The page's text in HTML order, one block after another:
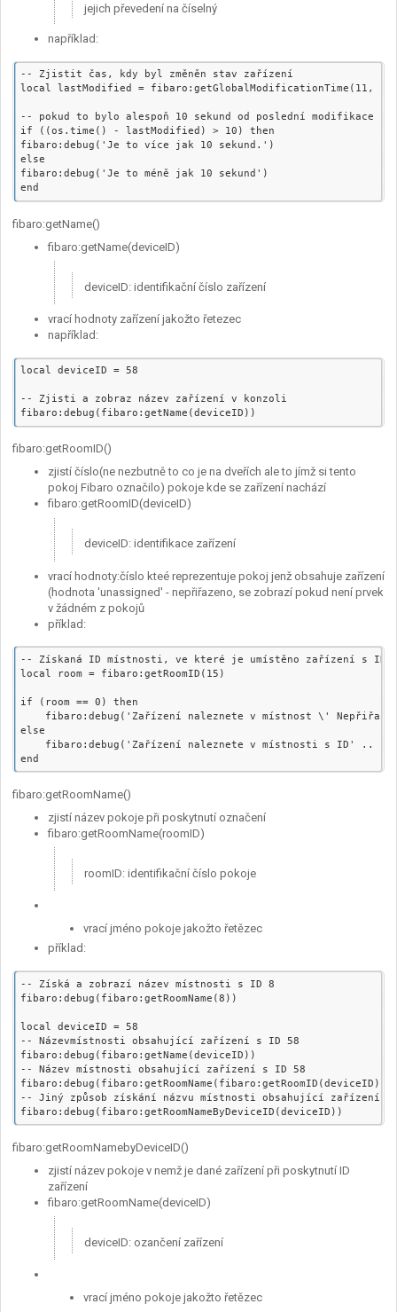
jejich převedení na číselný
například:
-- Zjistit čas, kdy byl změněn stav zařízení
local lastModified = fibaro:getGlobalModificationTime(11,
-- pokud to bylo alespoň 10 sekund od poslední modifikace
if ((os.time() - lastModified) > 10) then
fibaro:debug('Je to více jak 10 sekund.')
else
fibaro:debug('Je to méně jak 10 sekund')
fibaro:getName()
fibaro:getName(deviceID)
deviceID: identifikační číslo zařízení
vrací hodnoty zařízení jakožto řetezec
například:
local deviceID = 58
-- Zjisti a zobraz název zařízení v konzoli
fibaro:getRoomID()
zjistí číslo(ne nezbutně to co je na dveřích ale to jímž si tento
pokoj Fibaro označilo) pokoje kde se zařízení nachází
fibaro:getRoomID(deviceID)
deviceID: identifikace zařízení
vrací hodnoty:číslo kteé reprezentuje pokoj jenž obsahuje zařízení
(hodnota 'unassigned' - nepřiřazeno, se zobrazí pokud není prvek
v žádném z pokojů
příklad:
-- Získaná ID místnosti, ve které je umístěno zařízení s ID
local room = fibaro:getRoomID(15)
if (room == 0) then
fibaro:debug('Zařízení naleznete v místnost \'
else
fibaro:debug('Zařízení naleznete v místnosti s ID' ..
fibaro:getRoomName()
zjistí název pokoje při poskytnutí označení
fibaro:getRoomName(roomID)
roomID: identifikační číslo pokoje
vrací jméno pokoje jakožto řetězec
příklad:
-- Získá a zobrazí název místnosti s ID 8
fibaro:debug(fibaro:getRoomName(8))
local deviceID = 58
-- Názevmístnosti obsahující zařízení s ID 58
fibaro:debug(fibaro:getName(deviceID))
-- Název místnosti obsahující zařízení s ID 58
fibaro:debug(fibaro:getRoomName(fibaro:getRoomID(deviceID)))
-- Jiný způsob získání názvu místnosti obsahující zařízení s
fibaro:getRoomNamebyDeviceID()
zjistí název pokoje v nemž je dané zařízení při poskytnutí ID
zařízení
fibaro:getRoomName(deviceID)
deviceID: ozančení zařízení
vrací jméno pokoje jakožto řetězec